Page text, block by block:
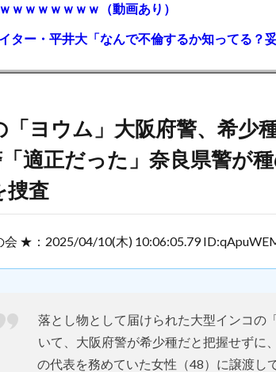
ｗｗｗｗｗｗｗ（動画あり）
「ヨウム」大阪府警、希少
適正だった」奈良県警が
捜査
会 ★：2025/04/10(木) 10:06:05.79
落とし物として届けられた大型インコの
いて、大阪府警が希少種だと把握せずに
の代表を務めていた女性（48）に譲渡し